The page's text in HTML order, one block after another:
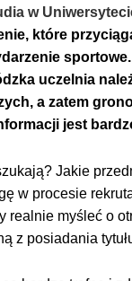
w
które
uczelnia
a zatem
jest
Jakie
w procesie
realnie myśleć o
z posiadania